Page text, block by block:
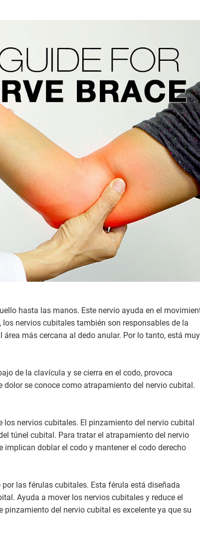
hasta las manos. Este nervio ayuda en el
nervios cubitales también son responsables de la
más cercana al dedo anular. Por lo tanto, está muy
de la clavícula y se cierra en el codo, provoca
se conoce como atrapamiento del nervio cubital.
nervios cubitales. El pinzamiento del nervio cubital
túnel cubital. Para tratar el atrapamiento del nervio
doblar el codo y mantener el codo derecho
las férulas cubitales. Esta férula está diseñada
Ayuda a mover los nervios cubitales y reduce el
del nervio cubital es excelente ya que su